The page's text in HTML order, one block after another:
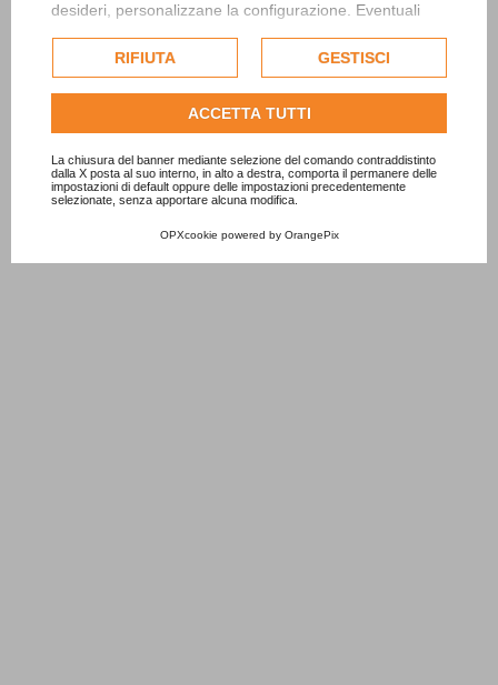
desideri, personalizzane la configurazione. Eventuali
esclusivamente previa acquisizione del consenso
dell'utente.
Consulta l'informativa cookie completa.
RIFIUTA GESTISCI
ACCETTA TUTTI
La chiusura del banner mediante selezione del comando contraddistinto
dalla X posta al suo interno, in alto a destra, comporta il permanere delle
impostazioni di default oppure delle impostazioni precedentemente
selezionate, senza apportare alcuna modifica.
OPXcookie powered by OrangePix